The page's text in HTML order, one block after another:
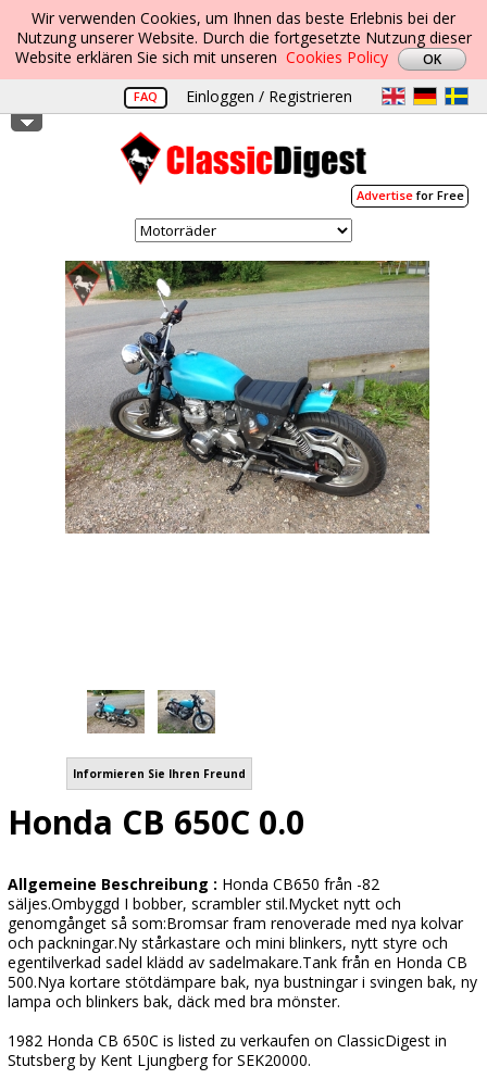
Wir verwenden Cookies, um Ihnen das beste Erlebnis bei der
Nutzung unserer Website. Durch die fortgesetzte Nutzung dieser
Website erklären Sie sich mit unseren Cookies Policy
FAQ Einloggen / Registrieren
Advertisefor Free
Informieren Sie Ihren Freund
Honda CB 650C 0.0
Allgemeine Beschreibung : Honda CB650 från -82
säljes.Ombyggd I bobber, scrambler stil.Mycket nytt och
genomgånget så som:Bromsar fram renoverade med nya kolvar
och packningar.Ny stårkastare och mini blinkers, nytt styre och
egentilverkad sadel klädd av sadelmakare.Tank från en Honda CB
500.Nya kortare stötdämpare bak, nya bustningar i svingen bak, ny
lampa och blinkers bak, däck med bra mönster.
1982 Honda CB 650C is listed zu verkaufen on ClassicDigest in
Stutsberg by Kent Ljungberg for SEK20000.